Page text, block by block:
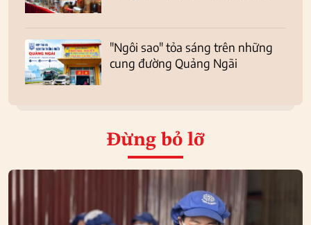
"Ngôi sao" tỏa sáng trên những
cung đường Quảng Ngãi
Đừng bỏ lỡ